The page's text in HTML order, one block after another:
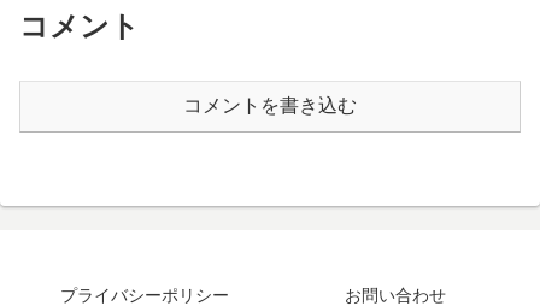
コメント
コメントを書き込む
プライバシーポリシー お問い合わせ